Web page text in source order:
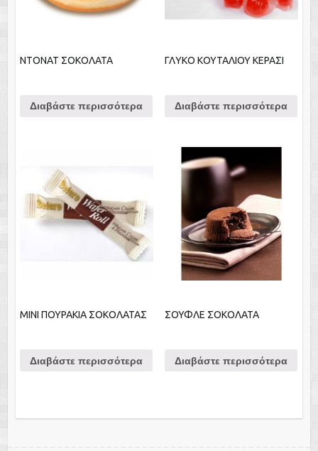
NTONAT ΣΟΚΟΛΑΤΑ
Διαβάστε περισσότερα
ΓΛΥΚΟ ΚOYΤΑΛΙΟΥ ΚΕΡΑΣΙ
Διαβάστε περισσότερα
ΜΙΝΙ ΠΟΥΡΑΚΙΑ ΣΟΚΟΛΑΤΑΣ
Διαβάστε περισσότερα
ΣΟΥΦΛΕ ΣΟΚΟΛΑΤΑ
Διαβάστε περισσότερα